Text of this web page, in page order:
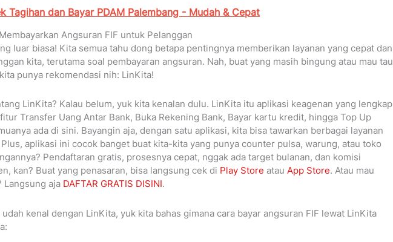
Tagihan dan Bayar PDAM Palembang - Mudah & Cepat
Angsuran FIF untuk Pelanggan
luar biasa! Kita semua tahu dong betapa pentingnya memberikan layanan yang cepat dan
kita, terutama soal pembayaran angsuran. Nah, buat yang masih bingung atau mau tau
punya rekomendasi nih: LinKita!
LinKita? Kalau belum, yuk kita kenalan dulu. LinKita itu aplikasi keagenan yang lengkap
Transfer Uang Antar Bank, Buka Rekening Bank, Bayar kartu kredit, hingga Top Up
ada di sini. Bayangin aja, dengan satu aplikasi, kita bisa tawarkan berbagai layanan
aplikasi ini cocok banget buat kita-kita yang punya counter pulsa, warung, atau toko
Pendaftaran gratis, prosesnya cepat, nggak ada target bulanan, dan komisi
kan? Buat yang penasaran, bisa langsung cek di Play Store atau App Store. Atau mau
Langsung aja DAFTAR GRATIS DISINI.
kenal dengan LinKita, yuk kita bahas gimana cara bayar angsuran FIF lewat LinKita